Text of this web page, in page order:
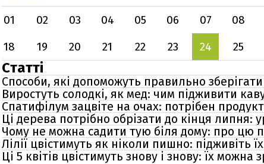
01
02 03 04 05 06 07 08
18
19 20 21 22 23 24 25
Статті
Способи, які допоможуть правильно
Виростуть солодкі, як мед: чим підживити
Спатифілум зацвіте на очах: потрібен
Ці дерева потрібно обрізати до кінця липня:
Чому не можна садити тую біля дому: про цю
Лілії цвістимуть як ніколи пишно: підживіть
Ці 5 квітів цвістимуть знову і знову: їх можна